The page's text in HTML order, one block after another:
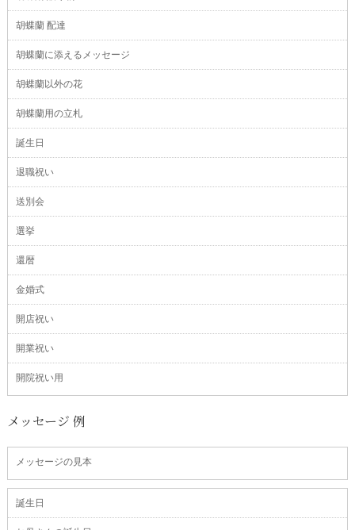
胡蝶蘭 配達
胡蝶蘭に添えるメッセージ
胡蝶蘭以外の花
胡蝶蘭用の立札
誕生日
退職祝い
送別会
選挙
還暦
金婚式
開店祝い
開業祝い
開院祝い用
メッセージ 例
メッセージの見本
誕生日